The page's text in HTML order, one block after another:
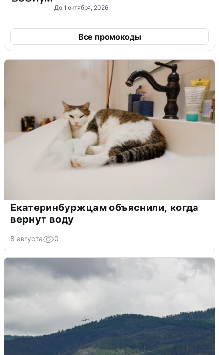
До 1 октября, 2026
Все промокоды
Екатеринбуржцам объяснили, когда
вернут воду
8 августа 0